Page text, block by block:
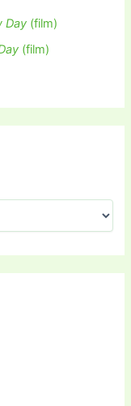
Day (film)
(film)